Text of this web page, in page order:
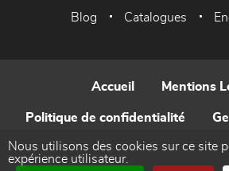
Blog Catalogues
Accueil Mentions
Politique de confidentialité
Contact
Nous utilisons des cookies sur ce site
expérience utilisateur.